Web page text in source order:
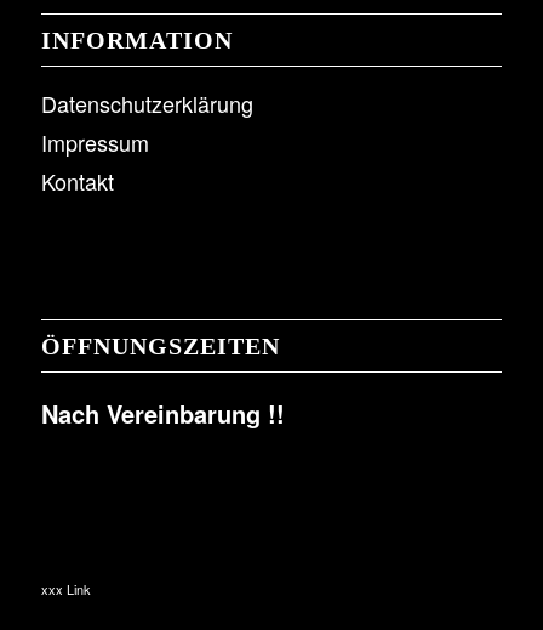
INFORMATION
Datenschutzerklärung
Impressum
Kontakt
ÖFFNUNGSZEITEN
Nach Vereinbarung !!
xxx Link